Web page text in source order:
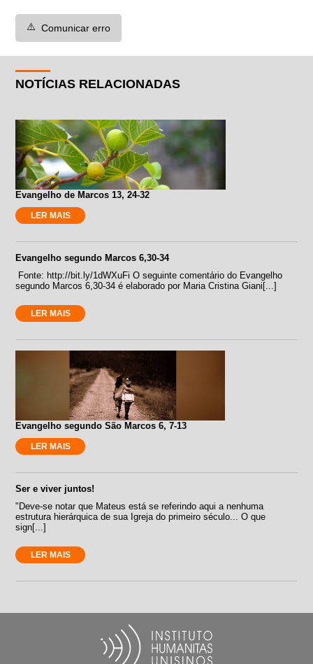
⚠️ Comunicar erro
NOTÍCIAS RELACIONADAS
Evangelho de Marcos 13, 24-32
LER MAIS
Evangelho segundo Marcos 6,30-34
Fonte: http://bit.ly/1dWXuFi O seguinte comentário do Evangelho
segundo Marcos 6,30-34 é elaborado por Maria Cristina Giani[...]
LER MAIS
Evangelho segundo São Marcos 6, 7-13
LER MAIS
Ser e viver juntos!
"Deve-se notar que Mateus está se referindo aqui a nenhuma
estrutura hierárquica de sua Igreja do primeiro século... O que
sign[...]
LER MAIS